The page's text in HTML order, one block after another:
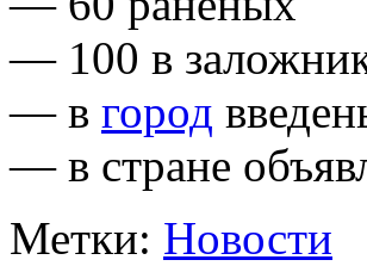
— 100 в
— в город
— в стране
Метки: Новости